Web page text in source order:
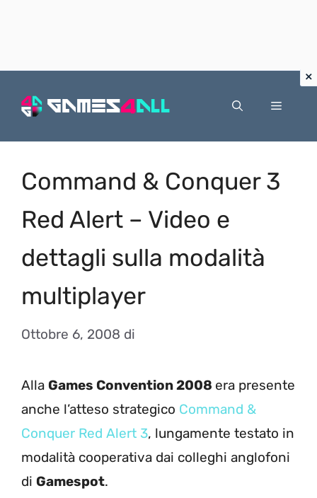
Menu
Command & Conquer 3
Red Alert – Video e
dettagli sulla modalità
multiplayer
Ottobre 6, 2008 di
Alla Games Convention 2008 era presente
anche l’atteso strategico Command &
Conquer Red Alert 3, lungamente testato in
modalità cooperativa dai colleghi anglofoni
di Gamespot.